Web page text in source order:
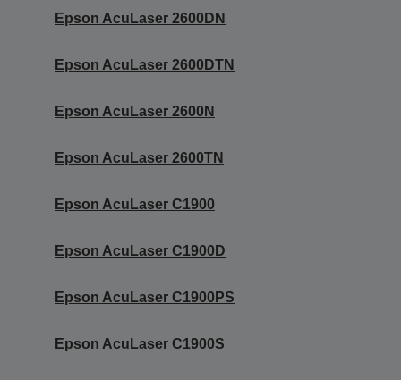
Epson AcuLaser 2600DN
Epson AcuLaser 2600DTN
Epson AcuLaser 2600N
Epson AcuLaser 2600TN
Epson AcuLaser C1900
Epson AcuLaser C1900D
Epson AcuLaser C1900PS
Epson AcuLaser C1900S